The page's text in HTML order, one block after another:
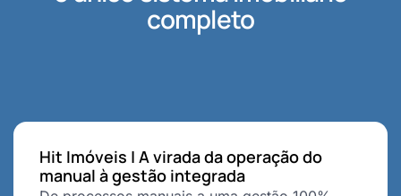
completo
Hit Imóveis | A virada da operação do
manual à gestão integrada